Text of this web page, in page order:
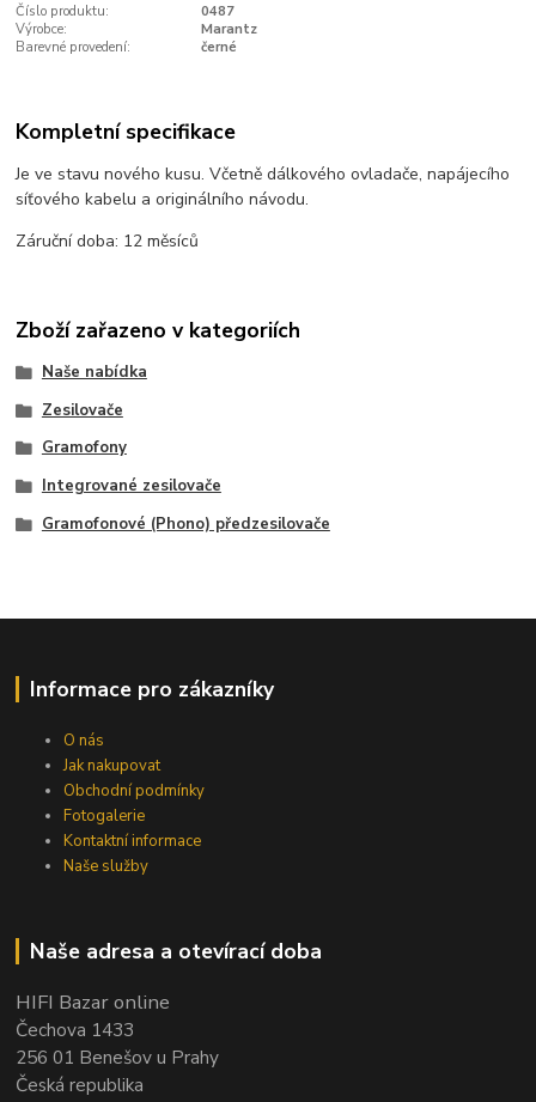
Číslo produktu:
0487
Výrobce:
Marantz
Barevné provedení:
černé
Kompletní specifikace
Je ve stavu nového kusu. Včetně dálkového ovladače, napájecího
síťového kabelu a originálního návodu.
Záruční doba: 12 měsíců
Zboží zařazeno v kategoriích
Naše nabídka
Zesilovače
Gramofony
Integrované zesilovače
Gramofonové (Phono) předzesilovače
Informace pro zákazníky
O nás
Jak nakupovat
Obchodní podmínky
Fotogalerie
Kontaktní informace
Naše služby
Naše adresa a otevírací doba
HIFI Bazar online
Čechova 1433
256 01 Benešov u Prahy
Česká republika